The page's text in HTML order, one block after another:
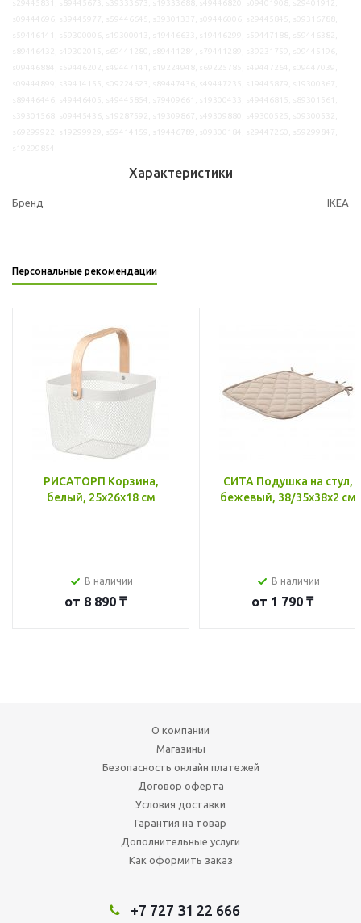
Характеристики
Бренд IKEA
Персональные рекомендации
РИСАТОРП Корзина,
белый, 25x26x18 см
В наличии
от 8 890 ₸
СИТА Подушка на стул,
бежевый, 38/35x38x2 см
В наличии
от 1 790 ₸
О компании
Магазины
Безопасность онлайн платежей
Договор оферта
Условия доставки
Гарантия на товар
Дополнительные услуги
Как оформить заказ
+7 727 31 22 666